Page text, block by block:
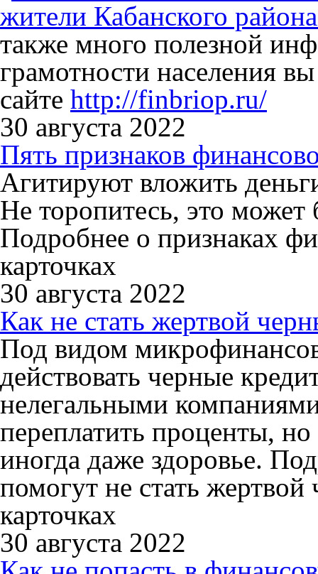
жители Кабанского
также много полезной
грамотности населения
сайте http://finbriop.ru/
30 августа 2022
Пять признаков
Агитируют вложить
Не торопитесь, это
Подробнее о признаках
карточках
30 августа 2022
Как не стать жертвой
Под видом
действовать черные
нелегальными
переплатить проценты,
иногда даже здоровье.
помогут не стать
карточках
30 августа 2022